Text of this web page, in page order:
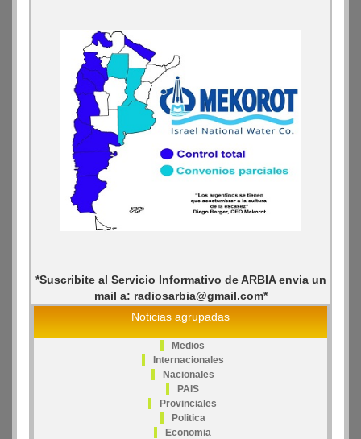
*Suscribite al Servicio Informativo de ARBIA envia un
mail a: radiosarbia@gmail.com*
Noticias agrupadas
Medios
Internacionales
Nacionales
PAIS
Provinciales
Politica
Economia